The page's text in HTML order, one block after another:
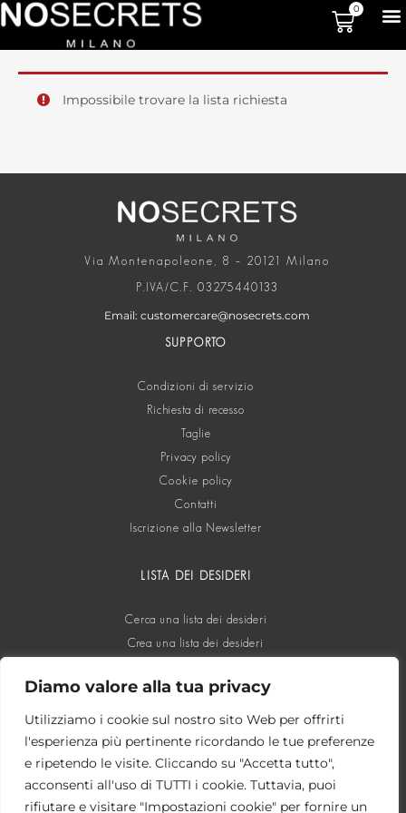
Diamo valore alla tua privacy
Utilizziamo i cookie sul nostro sito Web per offrirti
l'esperienza più pertinente ricordando le tue preferenze
e ripetendo le visite. Cliccando su "Accetta tutto",
acconsenti all'uso di TUTTI i cookie. Tuttavia, puoi
rifiutare e visitare "Impostazioni cookie" per fornire un
0
Impossibile trovare la lista richiesta
Via Montenapoleone, 8 – 20121 Milano
P.IVA/C.F. 03275440133
Email: customercare@nosecrets.com
SUPPORTO
Condizioni di servizio
Richiesta di recesso
Taglie
Privacy policy
Cookie policy
Contatti
Iscrizione alla Newsletter
LISTA DEI DESIDERI
Cerca una lista dei desideri
Crea una lista dei desideri
SOCIAL